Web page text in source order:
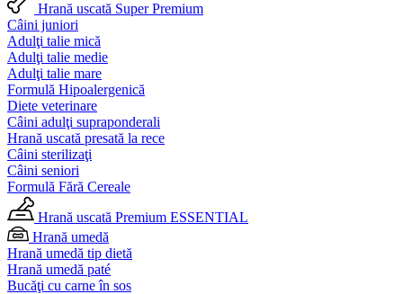
Hrană uscată Super Premium
Câini juniori
Adulţi talie mică
Adulţi talie medie
Adulţi talie mare
Formulă Hipoalergenică
Diete veterinare
Câini adulţi supraponderali
Hrană uscată presată la rece
Câini sterilizaţi
Câini seniori
Formulă Fără Cereale
Hrană uscată Premium ESSENTIAL
Hrană umedă
Hrană umedă tip dietă
Hrană umedă paté
Bucăţi cu carne în sos